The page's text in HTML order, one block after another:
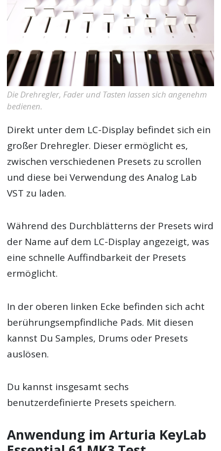
Die Drehregler, Fader und Tasten lassen sich angenehm
bedienen.
Direkt unter dem LC-Display befindet sich ein
großer Drehregler. Dieser ermöglicht es,
zwischen verschiedenen Presets zu scrollen
und diese bei Verwendung des Analog Lab
VST zu laden.
Während des Durchblätterns der Presets wird
der Name auf dem LC-Display angezeigt, was
eine schnelle Auffindbarkeit der Presets
ermöglicht.
In der oberen linken Ecke befinden sich acht
berührungsempfindliche Pads. Mit diesen
kannst Du Samples, Drums oder Presets
auslösen.
Du kannst insgesamt sechs
benutzerdefinierte Presets speichern.
Anwendung im Arturia KeyLab